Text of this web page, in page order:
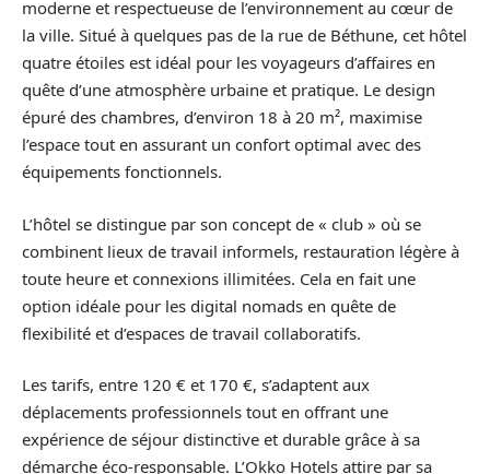
moderne et respectueuse de l’environnement au cœur de
la ville. Situé à quelques pas de la rue de Béthune, cet hôtel
quatre étoiles est idéal pour les voyageurs d’affaires en
quête d’une atmosphère urbaine et pratique. Le design
épuré des chambres, d’environ 18 à 20 m², maximise
l’espace tout en assurant un confort optimal avec des
équipements fonctionnels.
L’hôtel se distingue par son concept de « club » où se
combinent lieux de travail informels, restauration légère à
toute heure et connexions illimitées. Cela en fait une
option idéale pour les digital nomads en quête de
flexibilité et d’espaces de travail collaboratifs.
Les tarifs, entre 120 € et 170 €, s’adaptent aux
déplacements professionnels tout en offrant une
expérience de séjour distinctive et durable grâce à sa
démarche éco-responsable. L’Okko Hotels attire par sa